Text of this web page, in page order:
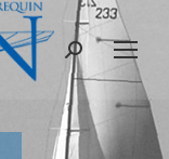
Recherche